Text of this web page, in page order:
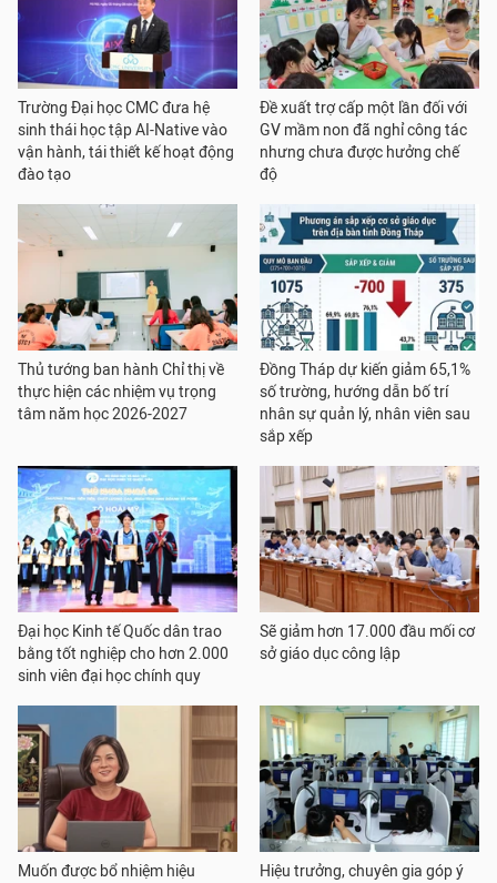
Trường Đại học CMC đưa hệ
sinh thái học tập AI-Native vào
vận hành, tái thiết kế hoạt động
đào tạo
Đề xuất trợ cấp một lần đối với
GV mầm non đã nghỉ công tác
nhưng chưa được hưởng chế
độ
Thủ tướng ban hành Chỉ thị về
thực hiện các nhiệm vụ trọng
tâm năm học 2026-2027
Đồng Tháp dự kiến giảm 65,1%
số trường, hướng dẫn bố trí
nhân sự quản lý, nhân viên sau
sắp xếp
Đại học Kinh tế Quốc dân trao
bằng tốt nghiệp cho hơn 2.000
sinh viên đại học chính quy
Sẽ giảm hơn 17.000 đầu mối cơ
sở giáo dục công lập
Muốn được bổ nhiệm hiệu
Hiệu trưởng, chuyên gia góp ý